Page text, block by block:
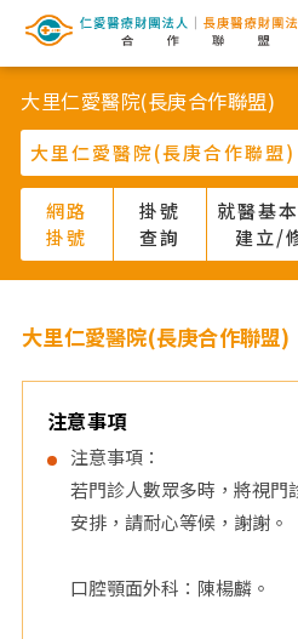
網
路
掛
號
系
統
-
仁
愛
大里仁愛醫院(長庚合作聯盟)
網路
掛號
掛號
查詢
就醫基
建立/
大里仁愛醫院(長庚合作聯盟)
注意事項
注意事項：
若門診人數眾多時，將視門
安排，請耐心等候，謝謝。
口腔顎面外科：陳楊麟。